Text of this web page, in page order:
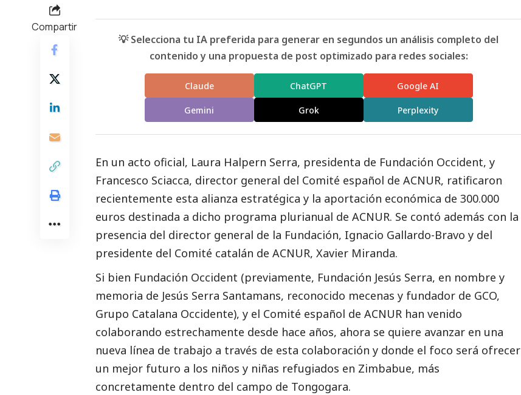
Compartir
💡 Selecciona tu IA preferida para generar en segundos un análisis completo del
contenido y una propuesta de post optimizado para redes sociales:
Claude ChatGPT Google AI
Gemini Grok Perplexity
En un acto oficial, Laura Halpern Serra, presidenta de Fundación Occident, y
Francesco Sciacca, director general del Comité español de ACNUR, ratificaron
recientemente esta alianza estratégica y la aportación económica de 300.000
euros destinada a dicho programa plurianual de ACNUR. Se contó además con la
presencia del director general de la Fundación, Ignacio Gallardo-Bravo y del
presidente del Comité catalán de ACNUR, Xavier Miranda.
Si bien Fundación Occident (previamente, Fundación Jesús Serra, en nombre y
memoria de Jesús Serra Santamans, reconocido mecenas y fundador de GCO,
Grupo Catalana Occidente), y el Comité español de ACNUR han venido
colaborando estrechamente desde hace años, ahora se quiere avanzar en una
nueva línea de trabajo a través de esta colaboración y donde el foco será ofrecer
un mejor futuro a los niños y niñas refugiados en Zimbabue, más
concretamente dentro del campo de Tongogara.